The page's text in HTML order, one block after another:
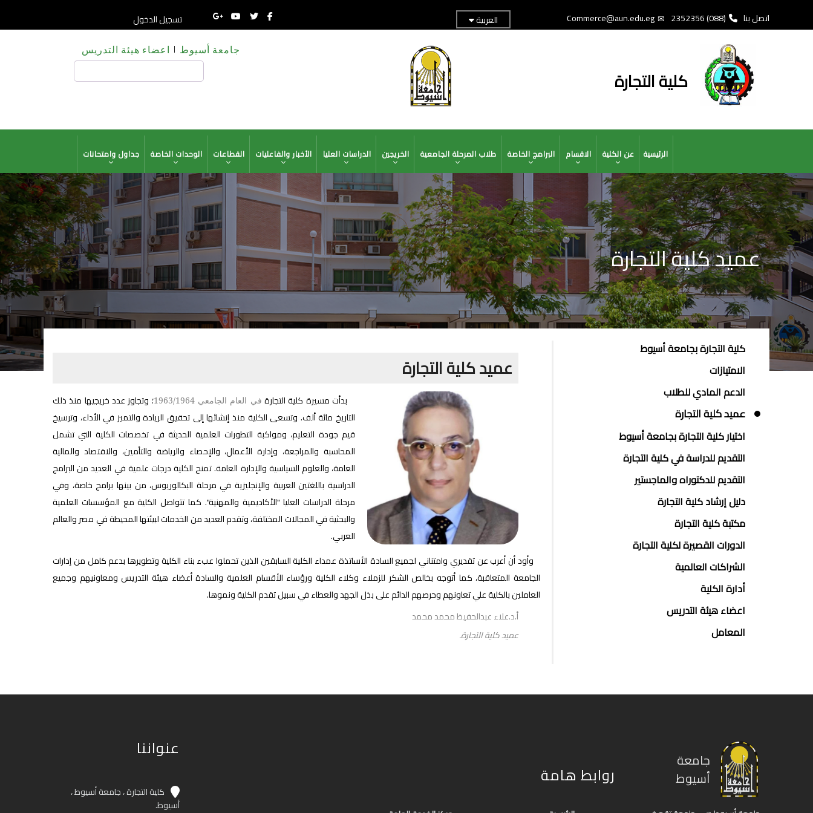
المحتوى
اتصل بنا (088) 2352356
Commerce@aun.edu.eg العربية تسجيل الدخول
كلية التجارة
جامعة أسيوط اعضاء هيئة التدريس
بحث
الرئيسية عن الكلية الاقسام البرامج الخاصة طلاب المرحلة الجامعية الخريجين الدراسات العليا الأخبار والفاعليات القطاعات الوحدات الخاصة جداول وامتحانات
عميد كلية التجارة
عميد كلية التجارة
بدأت مسيرة كلية التجارة في العام الجامعي 1963/1964
؛ وتجاوز عدد خريجيها منذ ذلك
التاريخ مائة ألف. وتسعى الكلية منذ إنشائها إلى تحقيق الريادة والتميز في الأداء، وترسيخ
قيم جودة التعليم، ومواكبة التطورات العلمية الحديثة في تخصصات الكلية التي تشمل
المحاسبة والمراجعة، وإدارة الأعمال، والإحصاء والرياضة والتأمين، والاقتصاد والمالية
العامة، والعلوم السياسية والإدارة العامة. تمنح الكلية درجات علمية في العديد من البرامج
الدراسية باللغتين العربية والإنجليزية في مرحلة البكالوريوس، من بينها برامج خاصة، وفي
مرحلة الدراسات العليا "الأكاديمية والمهنية". كما تتواصل الكلية مع المؤسسات العلمية
والبحثية في المجالات المختلفة، وتقدم العديد من الخدمات لبيئتها المحيطة في مصر والعالم
العربي.
وأود أن أعرب عن تقديري وامتناني لجميع السادة الأساتذة عمداء الكلية السابقين الذين تحملوا عبء بناء الكلية وتطويرها بدعم كامل من إدارات
الجامعة المتعاقبة، كما أتوجه بخالص الشكر للزملاء وكلاء الكلية ورؤساء الأقسام العلمية والسادة أعضاء هيئة التدريس ومعاونيهم وجميع
العاملين بالكلية علي تعاونهم وحرصهم الدائم على بذل الجهد والعطاء في سبيل تقدم الكلية ونموها.
أ.د.علاء عبدالحفيظ محمد محمد
عميد كلية التجارة.
ABOUT
FACULTY
COMMERCE
كلية التجارة بجامعة أسيوط
الامتيازات
الدعم المادي للطلاب
عميد كلية التجارة
اختيار كلية التجارة بجامعة أسيوط
التقديم للدراسة في كلية التجارة
التقديم للدكتوراه والماجستير
دليل إرشاد كلية التجارة
مكتبة كلية التجارة
الدورات القصيرة لكلية التجارة
الشراكات العالمية
أدارة الكلية
اعضاء هيئة التدريس
المعامل
جامعة
أسيوط
روابط هامة
عنواننا
كلية التجارة ، جامعة أسيوط ،
أسيوط.